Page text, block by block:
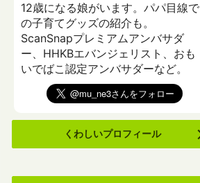
12歳になる娘がいます。パパ目線で
の子育てグッズの紹介も。
ScanSnapプレミアムアンバサダ
ー、HHKBエバンジェリスト、おも
いでばこ認定アンバサダーなど。
くわしいプロフィール